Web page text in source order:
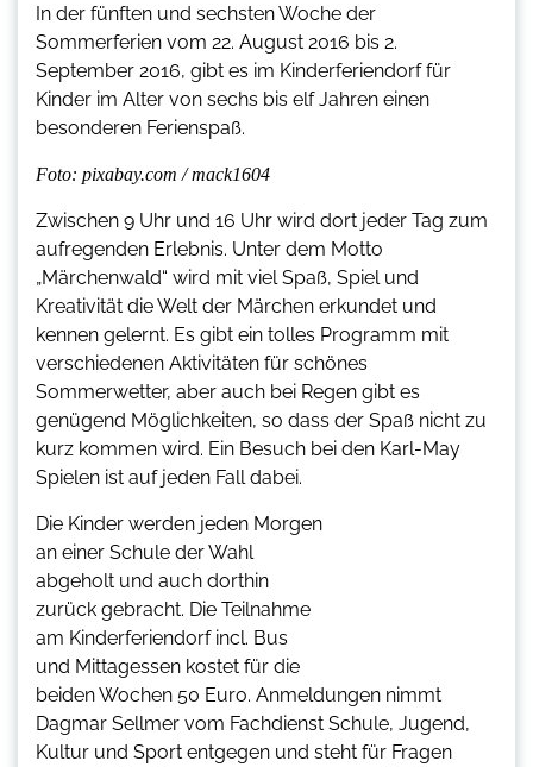
In der fünften und sechsten Woche der
Sommerferien vom 22. August 2016 bis 2.
September 2016, gibt es im Kinderferiendorf für
Kinder im Alter von sechs bis elf Jahren einen
besonderen Ferienspaß.
Foto: pixabay.com / mack1604
Zwischen 9 Uhr und 16 Uhr wird dort jeder Tag zum
aufregenden Erlebnis. Unter dem Motto
„Märchenwald“ wird mit viel Spaß, Spiel und
Kreativität die Welt der Märchen erkundet und
kennen gelernt. Es gibt ein tolles Programm mit
verschiedenen Aktivitäten für schönes
Sommerwetter, aber auch bei Regen gibt es
genügend Möglichkeiten, so dass der Spaß nicht zu
kurz kommen wird. Ein Besuch bei den Karl-May
Spielen ist auf jeden Fall dabei.
Die Kinder werden jeden Morgen
an einer Schule der Wahl
abgeholt und auch dorthin
zurück gebracht. Die Teilnahme
am Kinderferiendorf incl. Bus
und Mittagessen kostet für die
beiden Wochen 50 Euro. Anmeldungen nimmt
Dagmar Sellmer vom Fachdienst Schule, Jugend,
Kultur und Sport entgegen und steht für Fragen